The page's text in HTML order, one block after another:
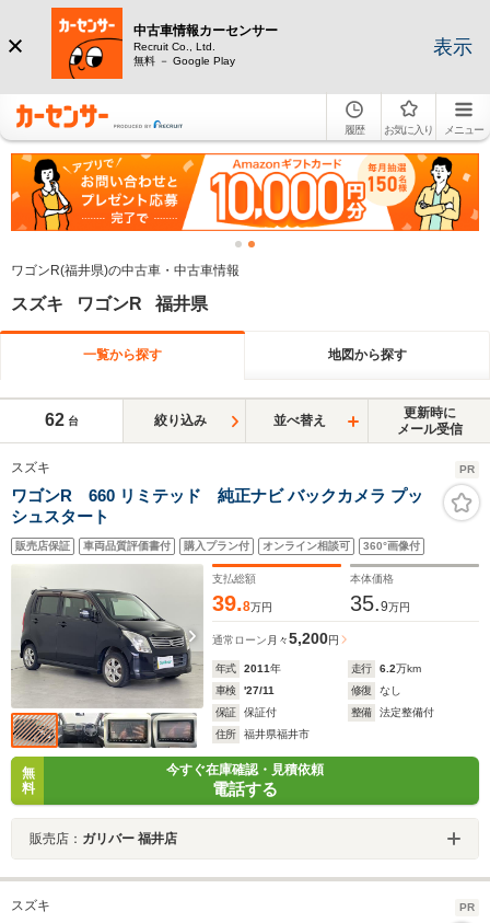
中古車情報カーセンサー
Recruit Co., Ltd.
無料 － Google Play
表示
履歴 お気に入り メニュー
ワゴンR(福井県)の中古車・中古車情報
スズキ ワゴンR 福井県
一覧から探す 地図から探す
62 台 絞り込み 並べ替え
更新時に
メール受信
スズキ PR
ワゴンR 660 リミテッド 純正ナビ バックカメラ プッ
シュスタート
販売店保証 車両品質評価書付 購入プラン付 オンライン相談可 360°画像付
支払総額
39.8万円
本体価格
35.9万円
通常ローン 月々5,200円
年式 2011年 走行 6.2万km
車検
'27/11 修復
なし
保証
保証付 整備
法定整備付
住所
福井県福井市
無
料
今すぐ在庫確認・見積依頼
電話する
販売店： ガリバー 福井店
スズキ PR